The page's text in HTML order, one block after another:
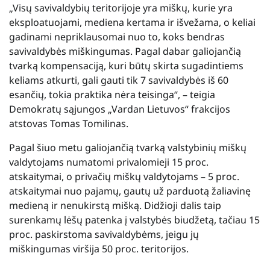
„Visų savivaldybių teritorijoje yra miškų, kurie yra
eksploatuojami, mediena kertama ir išvežama, o keliai
gadinami nepriklausomai nuo to, koks bendras
savivaldybės miškingumas. Pagal dabar galiojančią
tvarką kompensaciją, kuri būtų skirta sugadintiems
keliams atkurti, gali gauti tik 7 savivaldybės iš 60
esančių, tokia praktika nėra teisinga“, – teigia
Demokratų sąjungos „Vardan Lietuvos“ frakcijos
atstovas Tomas Tomilinas.
Pagal šiuo metu galiojančią tvarką valstybinių miškų
valdytojams numatomi privalomieji 15 proc.
atskaitymai, o privačių miškų valdytojams – 5 proc.
atskaitymai nuo pajamų, gautų už parduotą žaliavinę
medieną ir nenukirstą mišką. Didžioji dalis taip
surenkamų lėšų patenka į valstybės biudžetą, tačiau 15
proc. paskirstoma savivaldybėms, jeigu jų
miškingumas viršija 50 proc. teritorijos.